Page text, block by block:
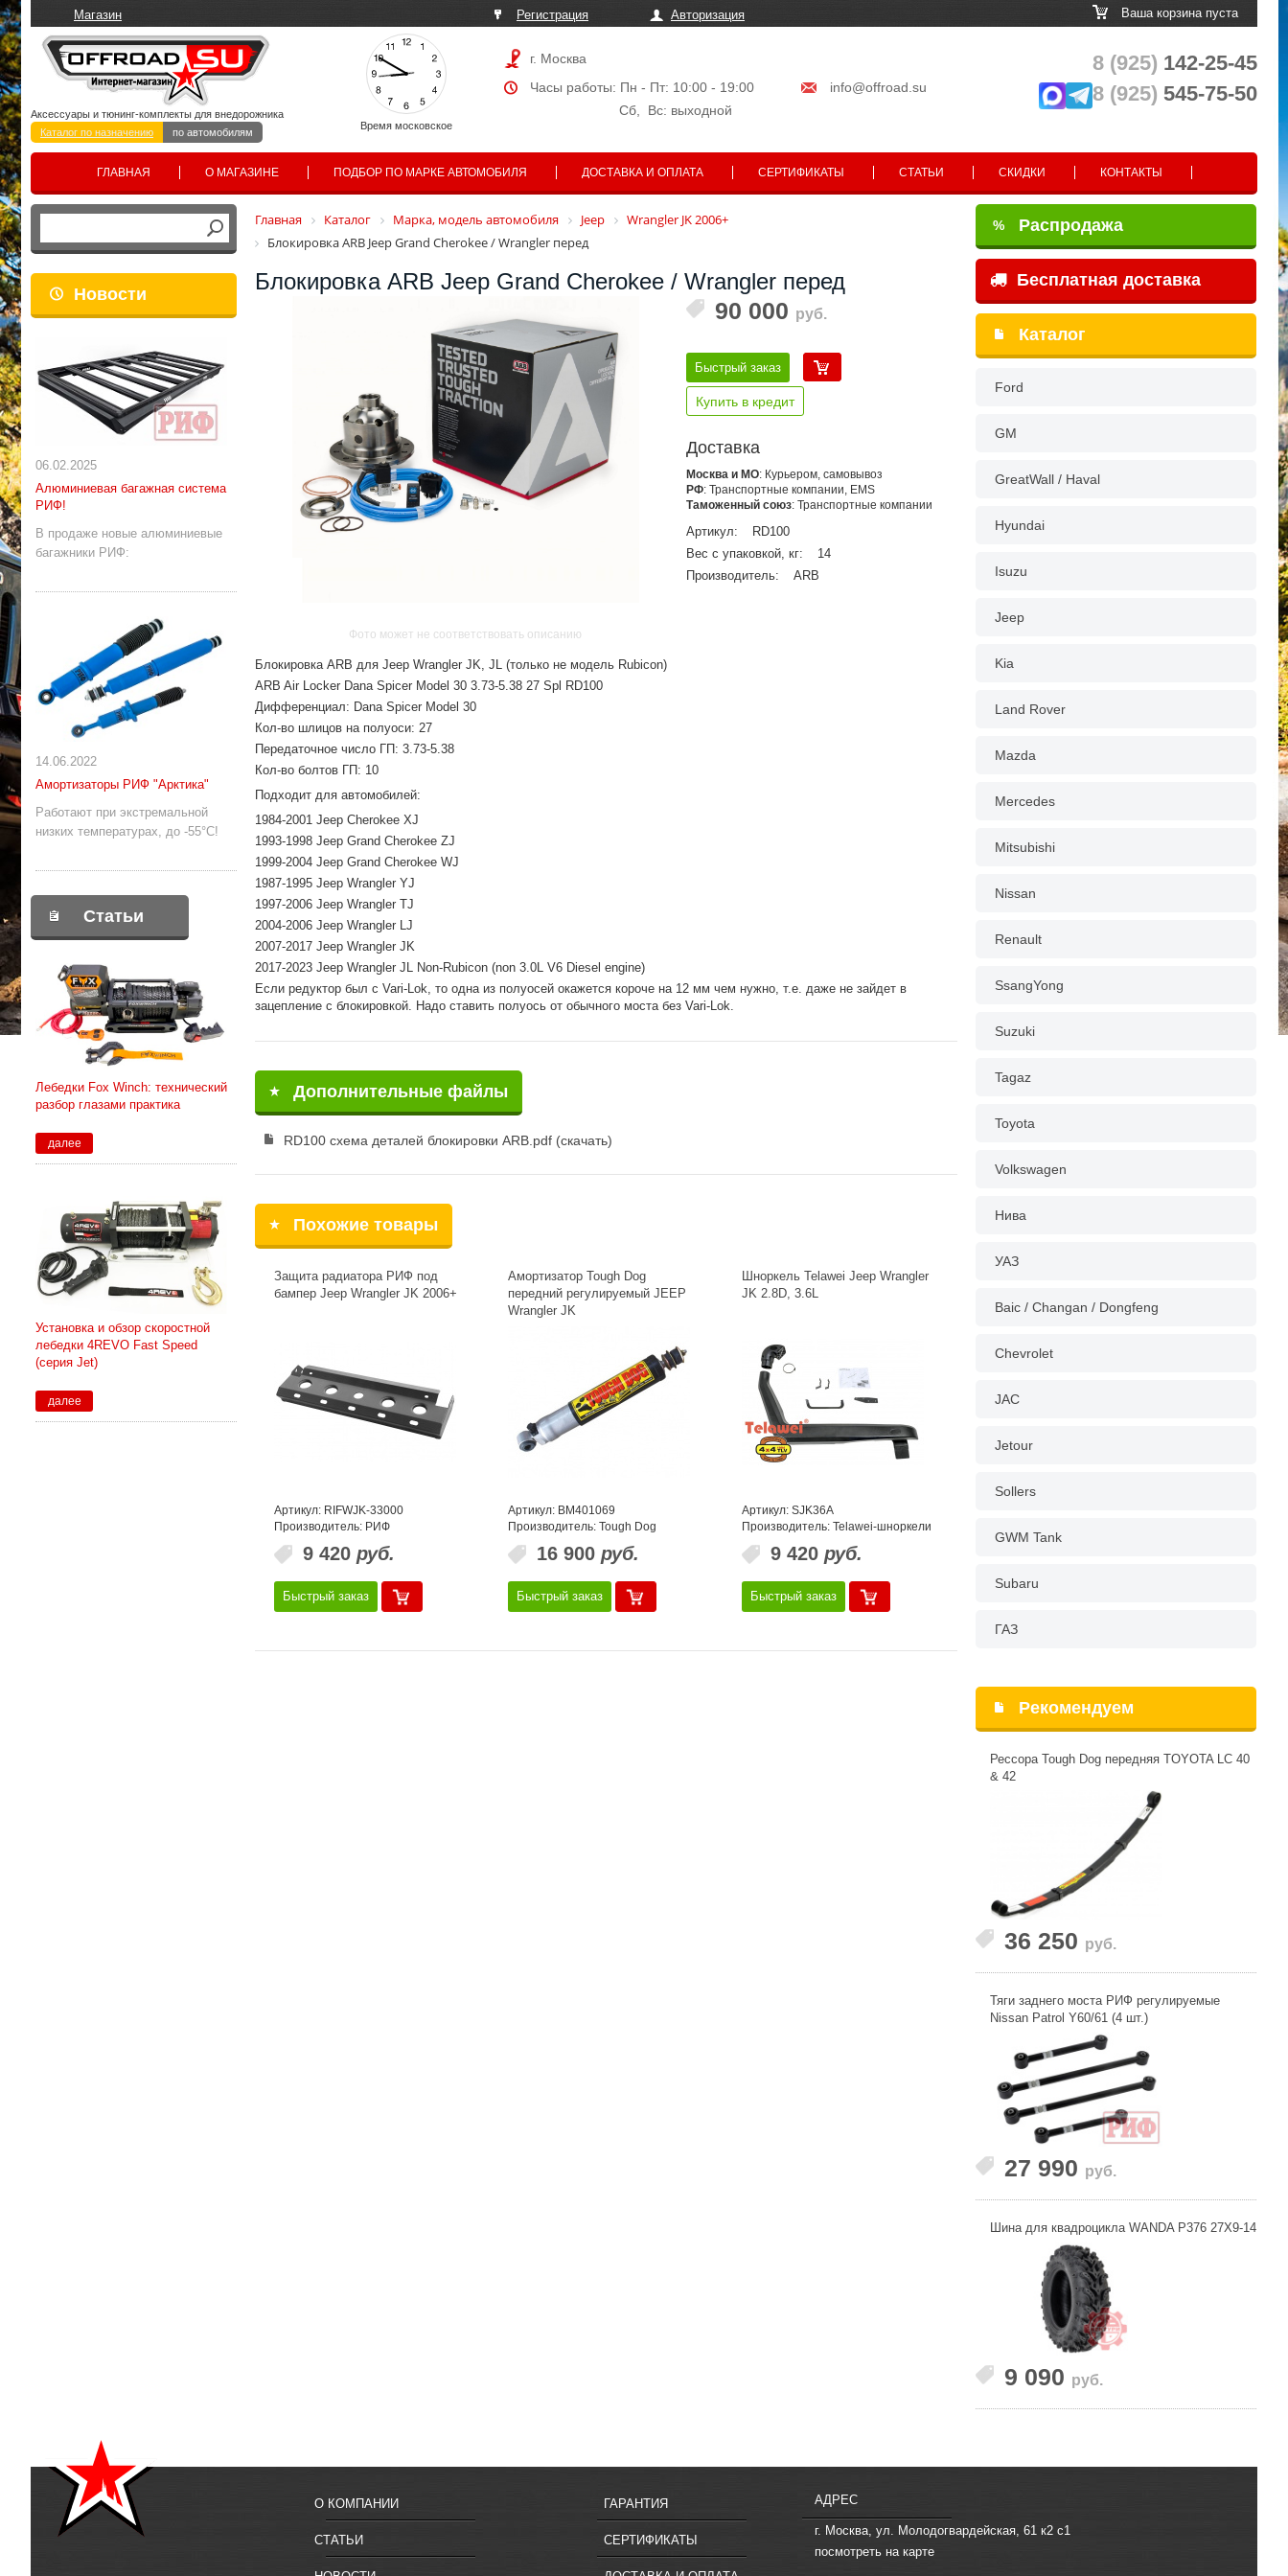
Магазин Регистрация Авторизация Ваша корзина пуста
Время московское
Аксессуары и тюнинг-комплекты для внедорожника
Каталог по назначению
по автомобилям
г. Москва
Часы работы: Пн - Пт: 10:00 - 19:00
info@offroad.su
Сб, Вс: выходной
8 (925) 142-25-45
8 (925) 545-75-50
ГЛАВНАЯ О МАГАЗИНЕ ПОДБОР ПО МАРКЕ АВТОМОБИЛЯ ДОСТАВКА И ОПЛАТА СЕРТИФИКАТЫ СТАТЬИ СКИДКИ КОНТАКТЫ
Новости
06.02.2025
Алюминиевая багажная система
РИФ!
В продаже новые алюминиевые
багажники РИФ:
14.06.2022
Амортизаторы РИФ "Арктика"
Работают при экстремальной
низких температурах, до -55°С!
Статьи
Лебедки Fox Winch: технический
разбор глазами практика
далее
Установка и обзор скоростной
лебедки 4REVO Fast Speed
(серия Jet)
далее
Главная Каталог Марка, модель автомобиля Jeep
Wrangler JK 2006+
Блокировка ARB Jeep Grand Cherokee / Wrangler перед
Блокировка ARB Jeep Grand Cherokee / Wrangler перед
Фото может не соответствовать описанию
90 000 руб.
Быстрый заказ
Купить в кредит
Доставка
Москва и МО: Курьером, самовывоз
РФ: Транспортные компании, EMS
Таможенный союз: Транспортные компании
Артикул:
RD100
Вес с упаковкой, кг:
14
Производитель:
ARB
Блокировка ARB для Jeep Wrangler JK, JL (только не модель Rubicon)
ARB Air Locker Dana Spicer Model 30 3.73-5.38 27 Spl RD100
Дифференциал: Dana Spicer Model 30
Кол-во шлицов на полуоси: 27
Передаточное число ГП: 3.73-5.38
Кол-во болтов ГП: 10
Подходит для автомобилей:
1984-2001 Jeep Cherokee XJ
1993-1998 Jeep Grand Cherokee ZJ
1999-2004 Jeep Grand Cherokee WJ
1987-1995 Jeep Wrangler YJ
1997-2006 Jeep Wrangler TJ
2004-2006 Jeep Wrangler LJ
2007-2017 Jeep Wrangler JK
2017-2023 Jeep Wrangler JL Non-Rubicon (non 3.0L V6 Diesel engine)
Если редуктор был с Vari-Lok, то одна из полуосей окажется короче на 12 мм чем нужно, т.е. даже не зайдет в
зацепление с блокировкой. Надо ставить полуось от обычного моста без Vari-Lok.
Дополнительные файлы
RD100 схема деталей блокировки ARB.pdf (скачать)
Похожие товары
Защита радиатора РИФ под
бампер Jeep Wrangler JK 2006+
Артикул: RIFWJK-33000
Производитель: РИФ
9 420 руб.
Быстрый заказ
Амортизатор Tough Dog
передний регулируемый JEEP
Wrangler JK
Артикул: BM401069
Производитель: Tough Dog
16 900 руб.
Быстрый заказ
Шноркель Telawei Jeep Wrangler
JK 2.8D, 3.6L
Артикул: SJK36A
Производитель: Telawei-шноркели
9 420 руб.
Быстрый заказ
% Распродажа
Бесплатная доставка
Каталог
Ford
GM
GreatWall / Haval
Hyundai
Isuzu
Jeep
Kia
Land Rover
Mazda
Mercedes
Mitsubishi
Nissan
Renault
SsangYong
Suzuki
Tagaz
Toyota
Volkswagen
Нива
УАЗ
Baic / Changan / Dongfeng
Chevrolet
JAC
Jetour
Sollers
GWM Tank
Subaru
ГАЗ
Рекомендуем
Рессора Tough Dog передняя TOYOTA LC 40
& 42
36 250 руб.
Тяги заднего моста РИФ регулируемые
Nissan Patrol Y60/61 (4 шт.)
27 990 руб.
Шина для квадроцикла WANDA P376 27X9-14
9 090 руб.
О КОМПАНИИ
СТАТЬИ
ГАРАНТИЯ
СЕРТИФИКАТЫ
АДРЕС
г. Москва, ул. Молодогвардейская, 61 к2 с1
посмотреть на карте